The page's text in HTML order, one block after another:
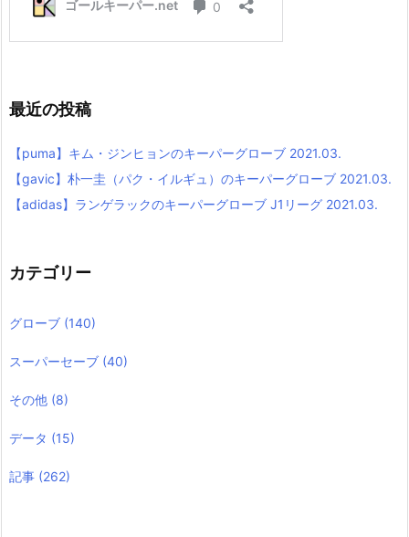
最近の投稿
【puma】キム・ジンヒョンのキーパーグローブ 2021.03.
【gavic】朴一圭（パク・イルギュ）のキーパーグローブ 2021.03.
【adidas】ランゲラックのキーパーグローブ J1リーグ 2021.03.
カテゴリー
グローブ (140)
スーパーセーブ (40)
その他 (8)
データ (15)
記事 (262)